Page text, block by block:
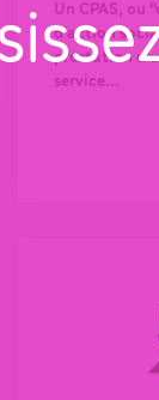
Un CPAS, ou
d'action
prestation
service...